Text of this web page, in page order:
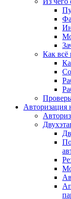
Как всё
Авторизация